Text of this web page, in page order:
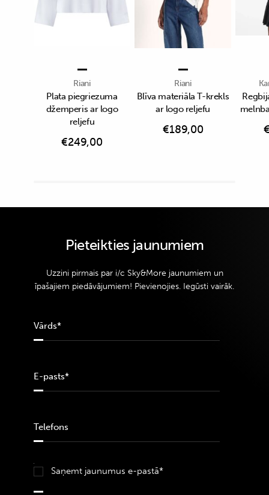
Riani
Plata piegriezuma
džemperis ar logo
reljefu
€249,00
Riani
Blīva materiāla T-krekls
ar logo reljefu
€189,00
Pieteikties jaunumiem
Uzzini pirmais par i/c Sky&More jaunumiem un
īpašajiem piedāvājumiem! Pievienojies. Iegūsti vairāk.
Saņemt jaunumus e-pastā*